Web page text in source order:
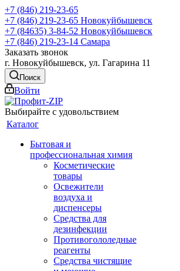
+7 (846) 219-23-65
+7 (846) 219-23-65 Новокуйбышевск
+7 (84635) 3-84-52 Новокуйбышевск
+7 (846) 219-23-14 Самара
Заказать звонок
г. Новокуйбышевск, ул. Гагарина 11
Поиск
Войти
Выбирайте с удовольствием
Каталог
Бытовая и
профессиональная химия
Косметические
товары
Освежители
воздуха и
диспенсеры
Средства для
дезинфекции
Противогололедные
реагенты
Средства чистящие